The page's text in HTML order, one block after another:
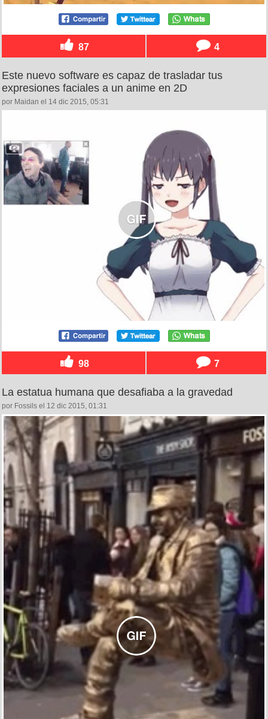
87 4
Este nuevo software es capaz de trasladar tus
expresiones faciales a un anime en 2D
por Maidan el 14 dic 2015, 05:31
98 7
La estatua humana que desafiaba a la gravedad
por Fossils el 12 dic 2015, 01:31